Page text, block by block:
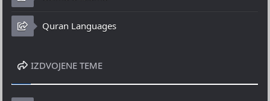
Quran Languages
IZDVOJENE TEME